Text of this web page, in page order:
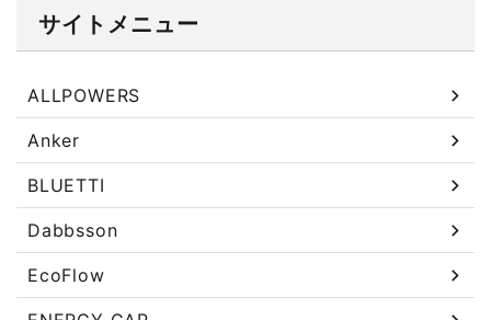
サイトメニュー
ALLPOWERS
Anker
BLUETTI
Dabbsson
EcoFlow